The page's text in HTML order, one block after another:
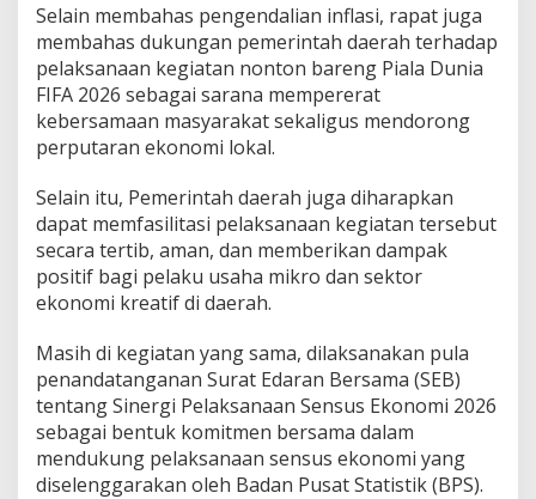
Selain membahas pengendalian inflasi, rapat juga
membahas dukungan pemerintah daerah terhadap
pelaksanaan kegiatan nonton bareng Piala Dunia
FIFA 2026 sebagai sarana mempererat
kebersamaan masyarakat sekaligus mendorong
perputaran ekonomi lokal.
Selain itu, Pemerintah daerah juga diharapkan
dapat memfasilitasi pelaksanaan kegiatan tersebut
secara tertib, aman, dan memberikan dampak
positif bagi pelaku usaha mikro dan sektor
ekonomi kreatif di daerah.
Masih di kegiatan yang sama, dilaksanakan pula
penandatanganan Surat Edaran Bersama (SEB)
tentang Sinergi Pelaksanaan Sensus Ekonomi 2026
sebagai bentuk komitmen bersama dalam
mendukung pelaksanaan sensus ekonomi yang
diselenggarakan oleh Badan Pusat Statistik (BPS).